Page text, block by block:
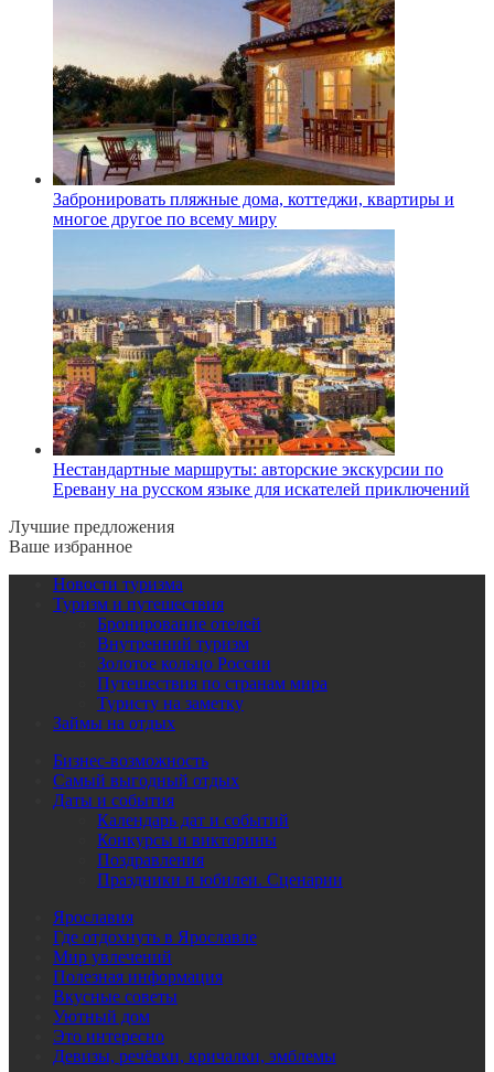
Забронировать пляжные дома, коттеджи, квартиры и
многое другое по всему миру
Нестандартные маршруты: авторские экскурсии по
Еревану на русском языке для искателей приключений
Лучшие предложения
Ваше избранное
Новости туризма
Туризм и путешествия
Бронирование отелей
Внутренний туризм
Золотое кольцо России
Путешествия по странам мира
Туристу на заметку
Займы на отдых
Бизнес-возможность
Самый выгодный отдых
Даты и события
Календарь дат и событий
Конкурсы и викторины
Поздравления
Праздники и юбилеи. Сценарии
Ярославия
Где отдохнуть в Ярославле
Мир увлечений
Полезная информация
Вкусные советы
Уютный дом
Это интересно
Девизы, речёвки, кричалки, эмблемы